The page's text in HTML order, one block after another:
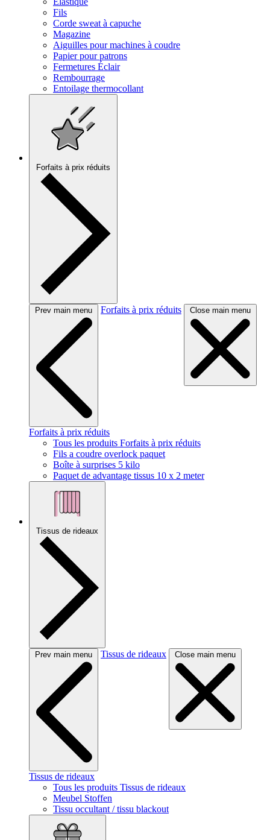
Fils
Corde sweat à capuche
Magazine
Aiguilles pour machines à coudre
Papier pour patrons
Fermetures Éclair
Rembourrage
Entoilage thermocollant
Forfaits à prix réduits
Prev main menu Forfaits à prix réduits Close main menu
Forfaits à prix réduits
Tous les produits Forfaits à prix réduits
Fils a coudre overlock paquet
Boîte à surprises 5 kilo
Paquet de advantage tissus 10 x 2 meter
Tissus de rideaux
Prev main menu Tissus de rideaux Close main menu
Tissus de rideaux
Tous les produits Tissus de rideaux
Meubel Stoffen
Tissu occultant / tissu blackout